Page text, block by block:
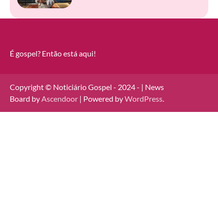
É gospel? Então está aqui!
Copyright © Noticiário Gospel - 2024 - | News
Board byAscendoor | Powered byWordPress.